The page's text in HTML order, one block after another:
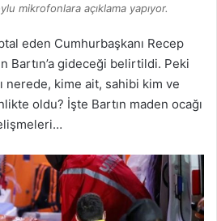
mikrofonlara açıklama yapıyor.
eden Cumhurbaşkanı Recep
Bartın’a gideceği belirtildi. Peki
nerede, kime ait, sahibi kim ve
oldu? İşte Bartın maden ocağı